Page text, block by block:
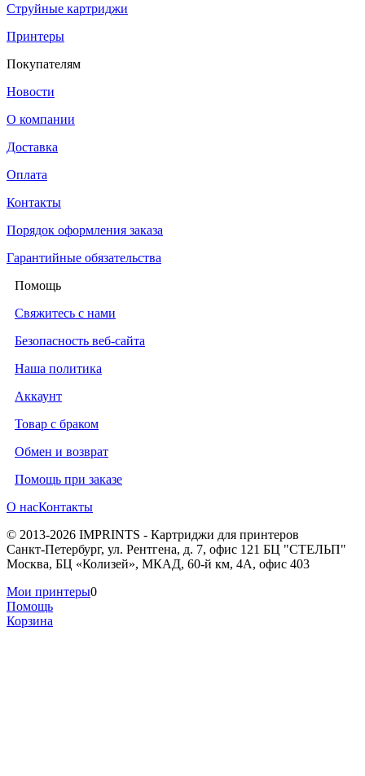
Струйные картриджи
Принтеры
Покупателям
Новости
О компании
Доставка
Оплата
Контакты
Порядок оформления заказа
Гарантийные обязательства
Помощь
Свяжитесь с нами
Безопасность веб-сайта
Наша политика
Аккаунт
Товар с браком
Обмен и возврат
Помощь при заказе
О насКонтакты
© 2013-2026 IMPRINTS - Картриджи для принтеров
Санкт-Петербург, ул. Рентгена, д. 7, офис 121 БЦ "СТЕЛЬП"
Москва, БЦ «Колизей», МКАД, 60-й км, 4А, офис 403
Мои принтеры0
Помощь
Корзина